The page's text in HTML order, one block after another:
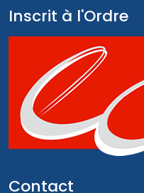
Inscrit à l'Ordre
Contact